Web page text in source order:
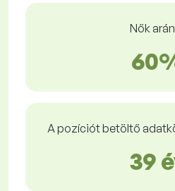
Nők
A pozíciót betöltő
39